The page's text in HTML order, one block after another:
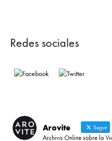
Redes sociales
Arovite Seguir
Archivo Online sobre la